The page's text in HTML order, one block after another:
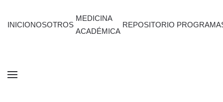
INICIONOSOTROS
MEDICINA
ACADÉMICA
REPOSITORIO